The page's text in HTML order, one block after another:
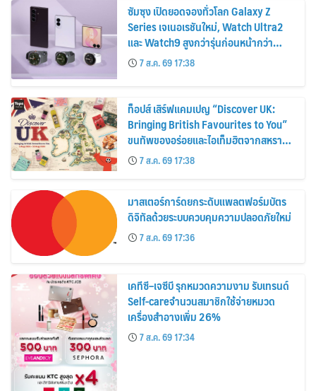
ซัมซุง เปิดยอดจองทั่วโลก Galaxy Z
Series เจเนอเรชันใหม่, Watch Ultra2
และ Watch9 สูงกว่ารุ่นก่อนหน้ากว่า
30%7 ส.ค. 69 17:38
ท็อปส์ เสิร์ฟแคมเปญ “Discover UK:
Bringing British Favourites to You”
ขนทัพของอร่อยและไอเท็มฮิตจากสหราช
อาณาจักร ส่งตรงถึงมือตั้งแต่วันนี้ – 18
สิงหาคมนี้
7 ส.ค. 69 17:38
มาสเตอร์การ์ดยกระดับแพลตฟอร์มบัตร
ดิจิทัลด้วยระบบควบคุมความปลอดภัยใหม่
7 ส.ค. 69 17:36
เคทีซี–เจซีบี รุกหมวดความงาม รับเทรนด์
Self-careจำนวนสมาชิกใช้จ่ายหมวด
เครื่องสำอางเพิ่ม 26%
7 ส.ค. 69 17:34